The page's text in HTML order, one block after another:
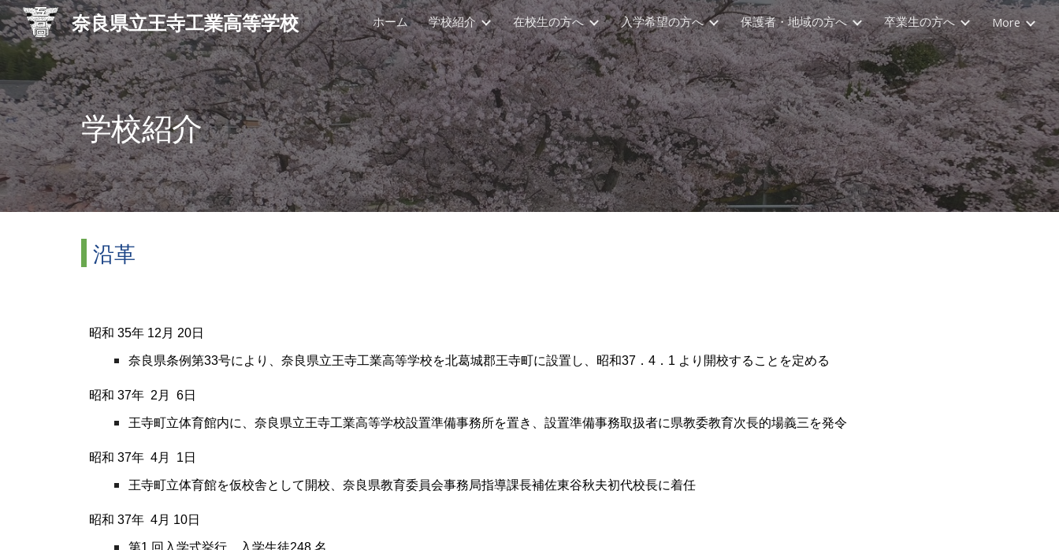
Skip to main content Skip to navigation
奈良県立王寺工業高等学校 ホーム 学校紹介 在校生の方へ 入学希望の方へ 保護者・地域の方へ 卒業生の方へ More
学校紹介
沿革
昭和 35年 12月 20日
奈良県条例第33号により、奈良県立王寺工業高等学校を北葛城郡王寺町に設置し、昭和37．4．1 より開校することを定める
昭和 37年 2 月 6日
王寺町立体育館内に、奈良県立王寺工業高等学校設置準備事務所を置き、設置準備事務取扱者に県教委教育次長的場義三を発令
昭和 37年 4月 1 日
王寺町立体育館を仮校舎として開校、奈良県教育委員会事務局指導課長補佐東谷秋夫初代校長に着任
昭和 37年 4月 10日
第1 回入学式挙行、入学生徒248 名